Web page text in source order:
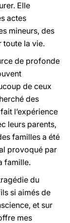
Elle
actes
mineurs, des
toute la vie.
de profonde
de ceux
des
l’expérience
leurs parents,
familles a été
provoqué par
famille.
du
si aimés de
et sur
mes